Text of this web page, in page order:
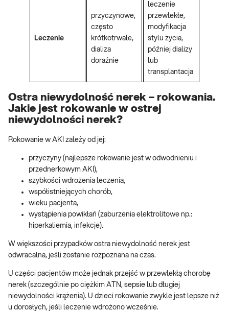
Leczenie
przyczynowe,
często
krótkotrwałe,
dializa
doraźnie
leczenie
przewlekłe,
modyfikacja
stylu życia,
później dializy
lub
transplantacja
Ostra niewydolność nerek – rokowania.
Jakie jest rokowanie w ostrej
niewydolności nerek?
Rokowanie w AKI zależy od jej:
przyczyny (najlepsze rokowanie jest w odwodnieniu i
przednerkowym AKI),
szybkości wdrożenia leczenia,
współistniejących chorób,
wieku pacjenta,
wystąpienia powikłań (zaburzenia elektrolitowe np.:
hiperkaliemia, infekcje).
W większości przypadków ostra niewydolność nerek jest
odwracalna, jeśli zostanie rozpoznana na czas.
U części pacjentów może jednak przejść w przewlekłą chorobę
nerek (szczególnie po ciężkim ATN, sepsie lub długiej
niewydolności krążenia). U dzieci rokowanie zwykle jest lepsze niż
u dorosłych, jeśli leczenie wdrożono wcześnie.